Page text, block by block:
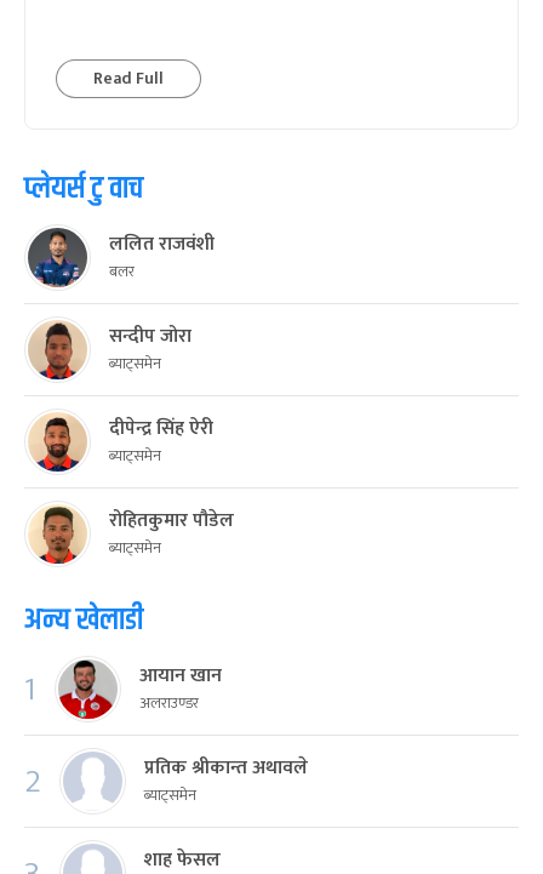
Read Full
प्लेयर्स टु वाच
ललित राजवंशी
बलर
सन्दीप जोरा
ब्याट्समेन
दीपेन्द्र सिंह ऐरी
ब्याट्समेन
रोहितकुमार पौडेल
ब्याट्समेन
अन्य खेलाडी
1 आयान खान
अलराउण्डर
2 प्रतिक श्रीकान्त अथावले
ब्याट्समेन
शाह फेसल